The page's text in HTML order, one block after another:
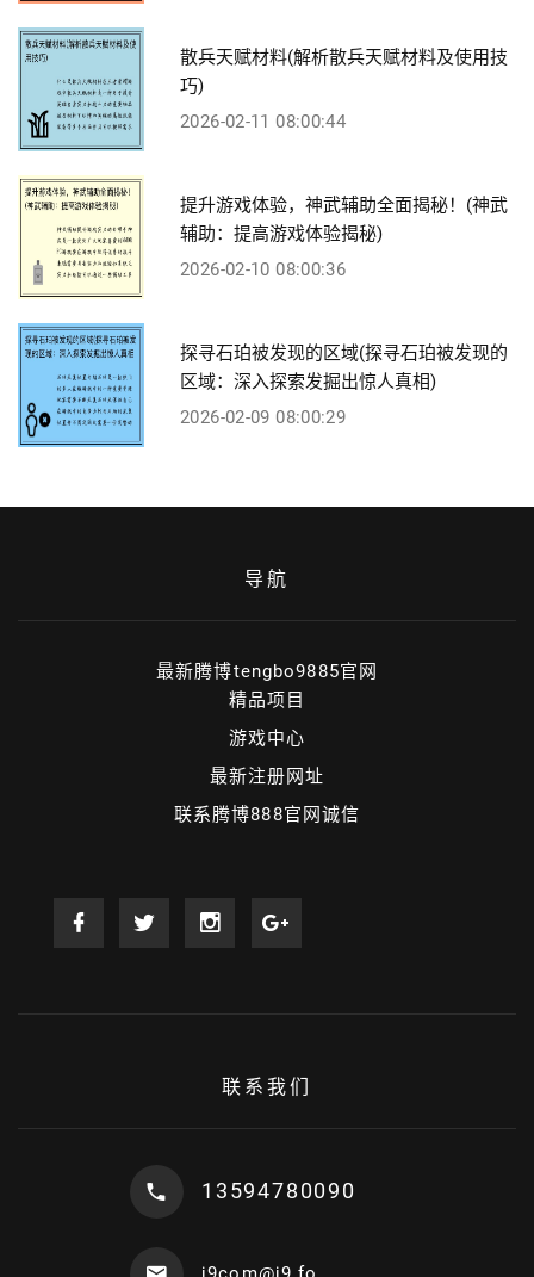
散兵天赋材料(解析散兵天赋材料及使用技
巧)
2026-02-11 08:00:44
提升游戏体验，神武辅助全面揭秘！(神武
辅助：提高游戏体验揭秘)
2026-02-10 08:00:36
探寻石珀被发现的区域(探寻石珀被发现的
区域：深入探索发掘出惊人真相)
2026-02-09 08:00:29
导航
最新腾博tengbo9885官网
精品项目
游戏中心
最新注册网址
联系腾博888官网诚信
联系我们
13594780090